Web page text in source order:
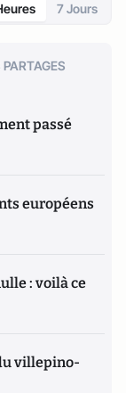
7 Jours
PARTAGES
passé
européens
: voilà ce
villepino-